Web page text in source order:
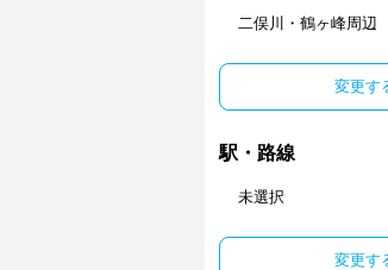
二俣川・鶴ヶ峰周辺
変更す
駅・路線
未選択
変更す